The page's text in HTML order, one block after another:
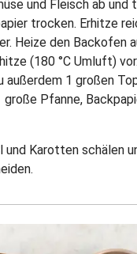
und Fleisch ab und
trocken. Erhitze
Heize den Backofen
(180 °C Umluft)
außerdem 1 großen
große Pfanne,
Karotten schälen